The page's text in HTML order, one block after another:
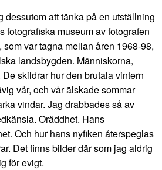
dessutom att tänka på en utställning
fotografiska museum av fotografen
som var tagna mellan åren 1968-98,
landsbygden. Människorna,
skildrar hur den brutala vintern
vår, och vår älskade sommar
vindar. Jag drabbades så av
Oräddhet. Hans
Och hur hans nyfiken återspeglas
Det finns bilder där som jag aldrig
för evigt.